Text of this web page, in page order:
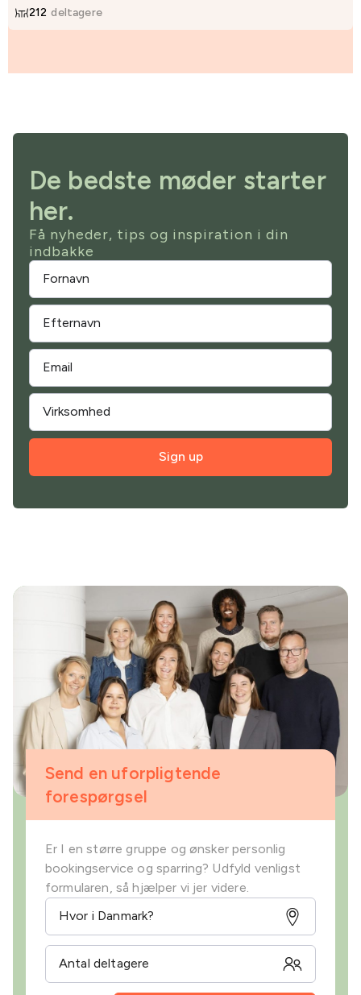
212 deltagere
De bedste møder starter
her.
Få nyheder, tips og inspiration i din
indbakke
Sign up
Send en uforpligtende
forespørgsel
Er I en større gruppe og ønsker personlig
bookingservice og sparring? Udfyld venligst
formularen, så hjælper vi jer videre.